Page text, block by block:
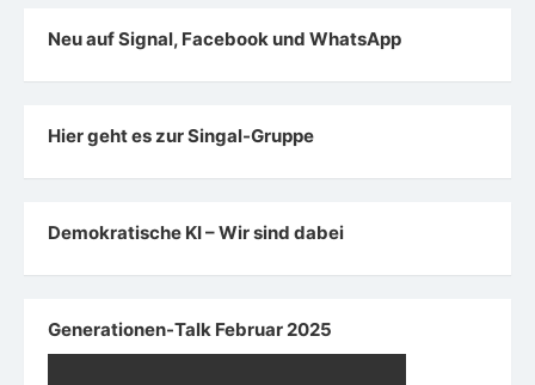
Neu auf Signal, Facebook und WhatsApp
Hier geht es zur Singal-Gruppe
Demokratische KI – Wir sind dabei
Generationen-Talk Februar 2025